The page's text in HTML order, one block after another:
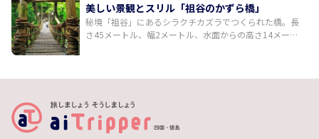
ています。徳島県民に親しまれる特産品なので、スーパ
ーでも気軽に購入できます。徳島旅行のお土産としても
おすすめです。
美しい景観とスリル「祖谷のかずら橋」
秘境「祖谷」にあるシラクチカズラでつくられた橋。長
さ45メートル、幅2メートル、水面からの高さ14メート